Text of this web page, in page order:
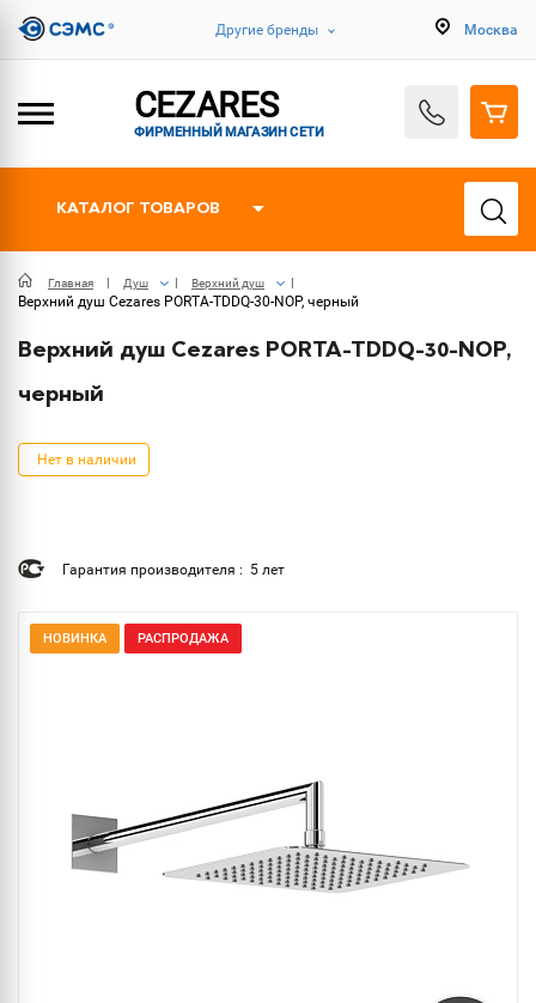
Другие бренды Москва
CEZARES
ФИРМЕННЫЙ МАГАЗИН СЕТИ
КАТАЛОГ ТОВАРОВ
Главная Душ Верхний душ
Верхний душ Cezares PORTA-TDDQ-30-NOP, черный
Верхний душ Cezares PORTA-TDDQ-30-NOP,
черный
Нет в наличии
Гарантия производителя : 5 лет
НОВИНКА РАСПРОДАЖА